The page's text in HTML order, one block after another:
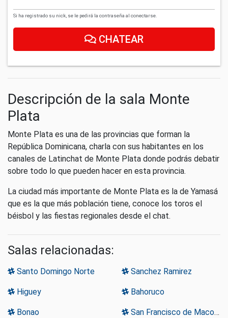
Si ha registrado su nick, se le pedirá la contraseña al conectarse.
CHATEAR
Descripción de la sala Monte
Plata
Monte Plata es una de las provincias que forman la
República Dominicana, charla con sus habitantes en los
canales de Latinchat de Monte Plata donde podrás debatir
sobre todo lo que pueden hacer en esta provincia.
La ciudad más importante de Monte Plata es la de Yamasá
que es la que más población tiene, conoce los toros el
béisbol y las fiestas regionales desde el chat.
Salas relacionadas:
Santo Domingo Norte Sanchez Ramirez
Higuey Bahoruco
Bonao San Francisco de Macoris